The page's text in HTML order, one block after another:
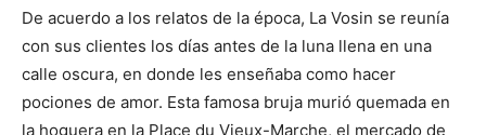
De acuerdo a los relatos de la época, La Vosin se reunía
con sus clientes los días antes de la luna llena en una
calle oscura, en donde les enseñaba como hacer
pociones de amor. Esta famosa bruja murió quemada en
la hoguera en la Place du Vieux-Marche, el mercado de